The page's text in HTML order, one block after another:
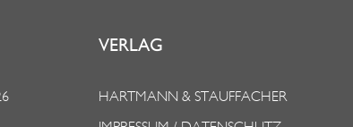
VERLAG
HARTMANN & STAUFFACHER